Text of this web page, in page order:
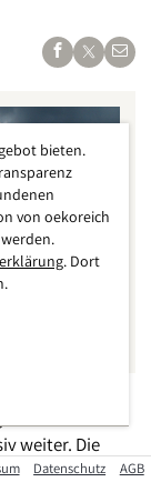
von
weiter. Die
ein
Datenschutz AGB
bieten.
von oekoreich
. Dort